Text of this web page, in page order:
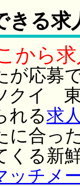
きる求
から求
が応募
イ 東
れる求
に合っ
くる新
ッチメ